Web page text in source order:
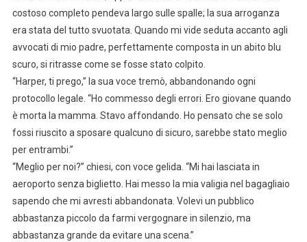
costoso completo pendeva largo sulle spalle; la sua arroganza
era stata del tutto svuotata. Quando mi vide seduta accanto agli
avvocati di mio padre, perfettamente composta in un abito blu
scuro, si ritrasse come se fosse stato colpito.
“Harper, ti prego,” la sua voce tremò, abbandonando ogni
protocollo legale. “Ho commesso degli errori. Ero giovane quando
è morta la mamma. Stavo affondando. Ho pensato che se solo
fossi riuscito a sposare qualcuno di sicuro, sarebbe stato meglio
per entrambi.”
“Meglio per noi?” chiesi, con voce gelida. “Mi hai lasciata in
aeroporto senza biglietto. Hai messo la mia valigia nel bagagliaio
sapendo che mi avresti abbandonata. Volevi un pubblico
abbastanza piccolo da farmi vergognare in silenzio, ma
abbastanza grande da evitare una scena.”